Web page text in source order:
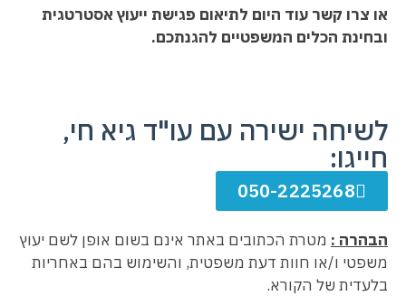
או צרו קשר עוד היום לתיאום פגישת ייעוץ אסטרטגית
ובחינת הכלים המשפטיים להגנתכם.
לשיחה ישירה עם עו"ד גיא חי,
חייגו:
050-2225268
הבהרה :מטרת הכתובים באתר אינם בשום אופן לשם יעוץ
משפטי ו/או חוות דעת משפטית, והשימוש בהם באחריות
בלעדית של הקורא.